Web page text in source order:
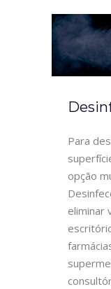
Para
opção
eliminar